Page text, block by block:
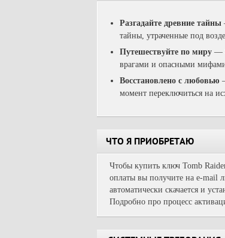
Разгадайте древние тайны
тайны, утраченные под
Путешествуйте по миру —
врагами и опасными
Восстановлено с любовью
момент переключиться на
ЧТО Я ПРИОБРЕТАЮ
Чтобы купить ключ Tomb
оплаты вы получите на e-mail
автоматически скачается и
Подробно про процесс